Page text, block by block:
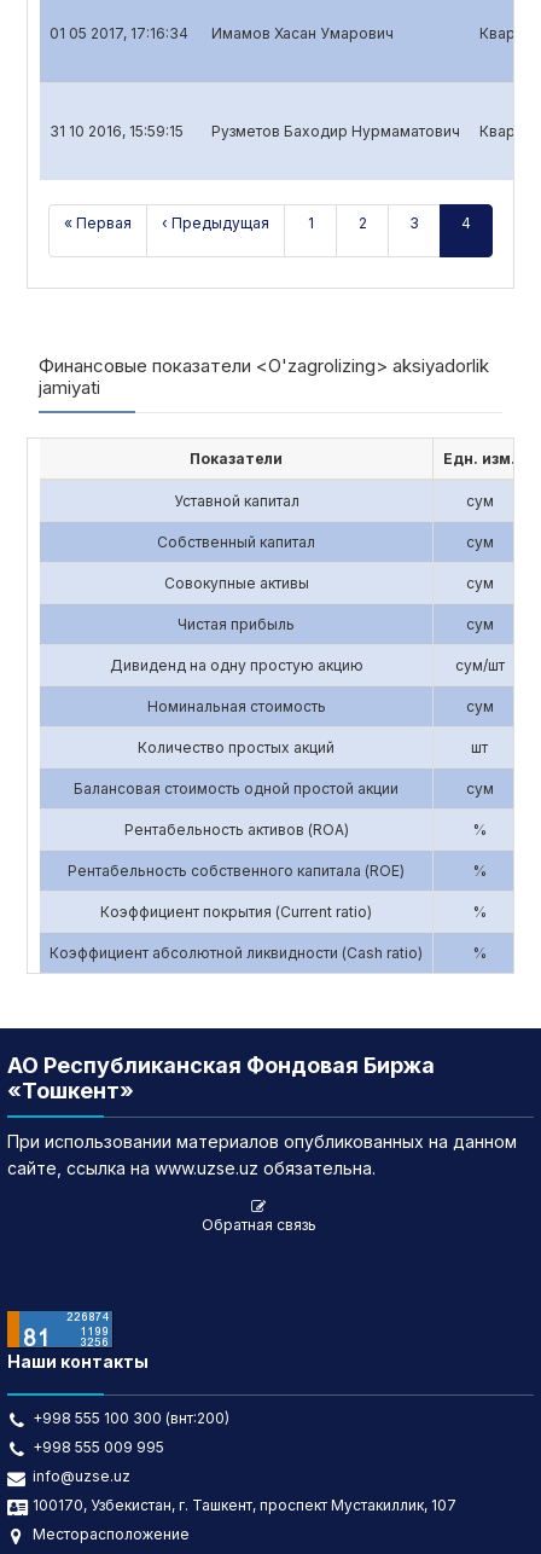
01 05 2017, 17:16:34 Имамов Хасан Умарович
31 10 2016, 15:59:15 Рузметов Баходир Нурмаматович
« Первая ‹ Предыдущая 1 2 3 4
Финансовые показатели <O'zagrolizing> aksiyadorlik
jamiyati
Показатели Едн. изм.
Уставной капитал сум
Собственный капитал сум
Совокупные активы сум
Чистая прибыль сум
Дивиденд на одну простую акцию сум/шт
Номинальная стоимость сум
Количество простых акций шт
Балансовая стоимость одной простой акции сум
Рентабельность активов (ROA) %
Рентабельность собственного капитала (ROE) %
Коэффициент покрытия (Current ratio) %
Коэффициент абсолютной ликвидности (Cash ratio) %
АО Республиканская Фондовая Биржа
«Тошкент»
При использовании материалов опубликованных на данном
сайте, ссылка на www.uzse.uz обязательна.
Обратная связь
Наши контакты
+998 555 100 300 (внт:200)
+998 555 009 995
info@uzse.uz
100170, Узбекистан, г. Ташкент, проспект Мустакиллик, 107
Месторасположение